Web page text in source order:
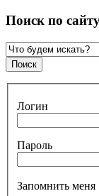
Поиск по
Логин
Пароль
Запомнить меня